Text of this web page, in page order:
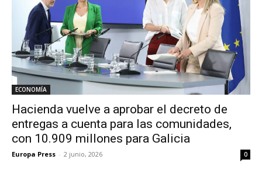
ECONOMÍA
Hacienda vuelve a aprobar el decreto de
entregas a cuenta para las comunidades,
con 10.909 millones para Galicia
Europa Press - 2 junio, 2026 0